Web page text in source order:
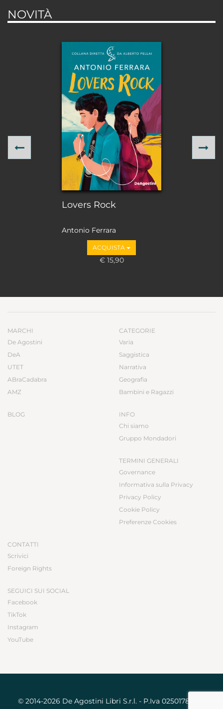
NOVITÀ
Lovers Rock
Antonio Ferrara
ACQUISTA
€ 15,90
Previous
MARCHI
De Agostini
DeA
UTET
ABraCadabra
AMZ
BLOG
CATEGORIE
Varia
Saggistica
Narrativa
Geografia
Bambini e Ragazzi
INFO
Chi siamo
Gruppo Mondadori
TERMINI GENERALI
Governance
Informativa sulla Privacy
Privacy Policy
Cookie Policy
Preferenze Cookies
CONTATTI
Scrivici
Foreign Rights
SEGUICI SUI SOCIAL
Facebook
TikTok
Instagram
YouTube
© 2014-2026 De Agostini Libri S.r.l. - P.Iva 02501780031